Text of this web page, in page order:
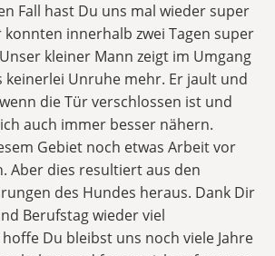
Fall hast Du uns mal wieder super
innerhalb zwei Tagen super
kleiner Mann zeigt im Umgang
keinerlei Unruhe mehr. Er jault und
die Tür verschlossen ist und
auch immer besser nähern.
Gebiet noch etwas Arbeit vor
Aber dies resultiert aus den
des Hundes heraus. Dank Dir
Berufstag wieder viel
Du bleibst uns noch viele Jahre